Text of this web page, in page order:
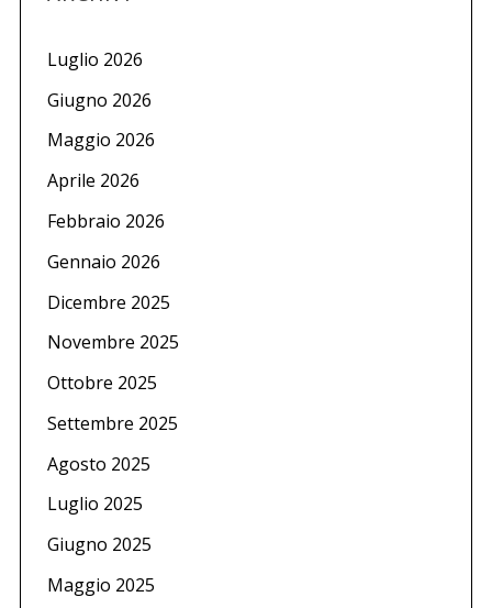
Luglio 2026
Giugno 2026
Maggio 2026
Aprile 2026
Febbraio 2026
Gennaio 2026
Dicembre 2025
Novembre 2025
Ottobre 2025
Settembre 2025
Agosto 2025
Luglio 2025
Giugno 2025
Maggio 2025